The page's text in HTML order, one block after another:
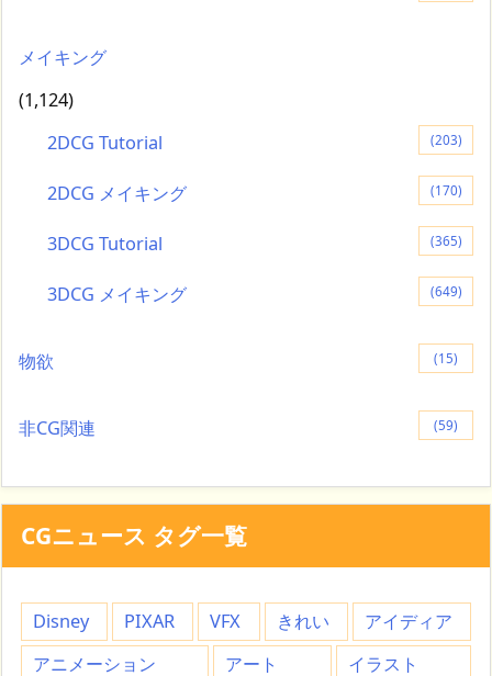
メイキング
(1,124)
2DCG Tutorial
(203)
2DCG メイキング (170)
3DCG Tutorial (365)
3DCG メイキング (649)
物欲 (15)
非CG関連 (59)
CGニュース タグ一覧
Disney PIXAR VFX きれい
アイディア
アニメーション
アート
イラスト